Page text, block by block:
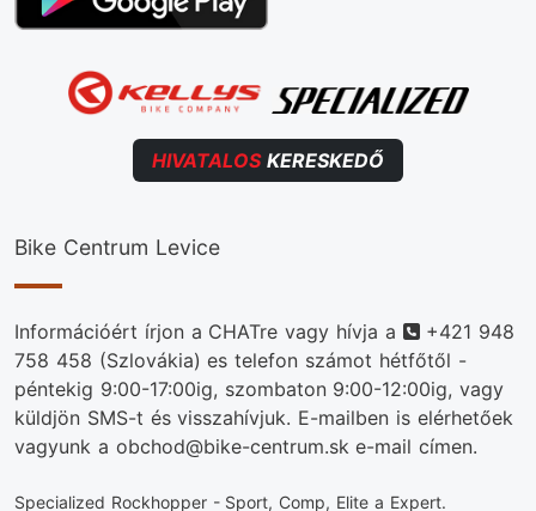
HIVATALOSKERESKEDŐ
Bike Centrum Levice
Információért írjon a CHATre vagy hívja a Telefonszám
+421 948
758 458 (Szlovákia) es telefon számot hétfőtől -
péntekig 9:00-17:00ig, szombaton 9:00-12:00ig, vagy
küldjön SMS-t és visszahívjuk. E-mailben is elérhetőek
vagyunk a obchod@bike-centrum.sk e-mail címen.
Specialized Rockhopper - Sport, Comp, Elite a Expert.